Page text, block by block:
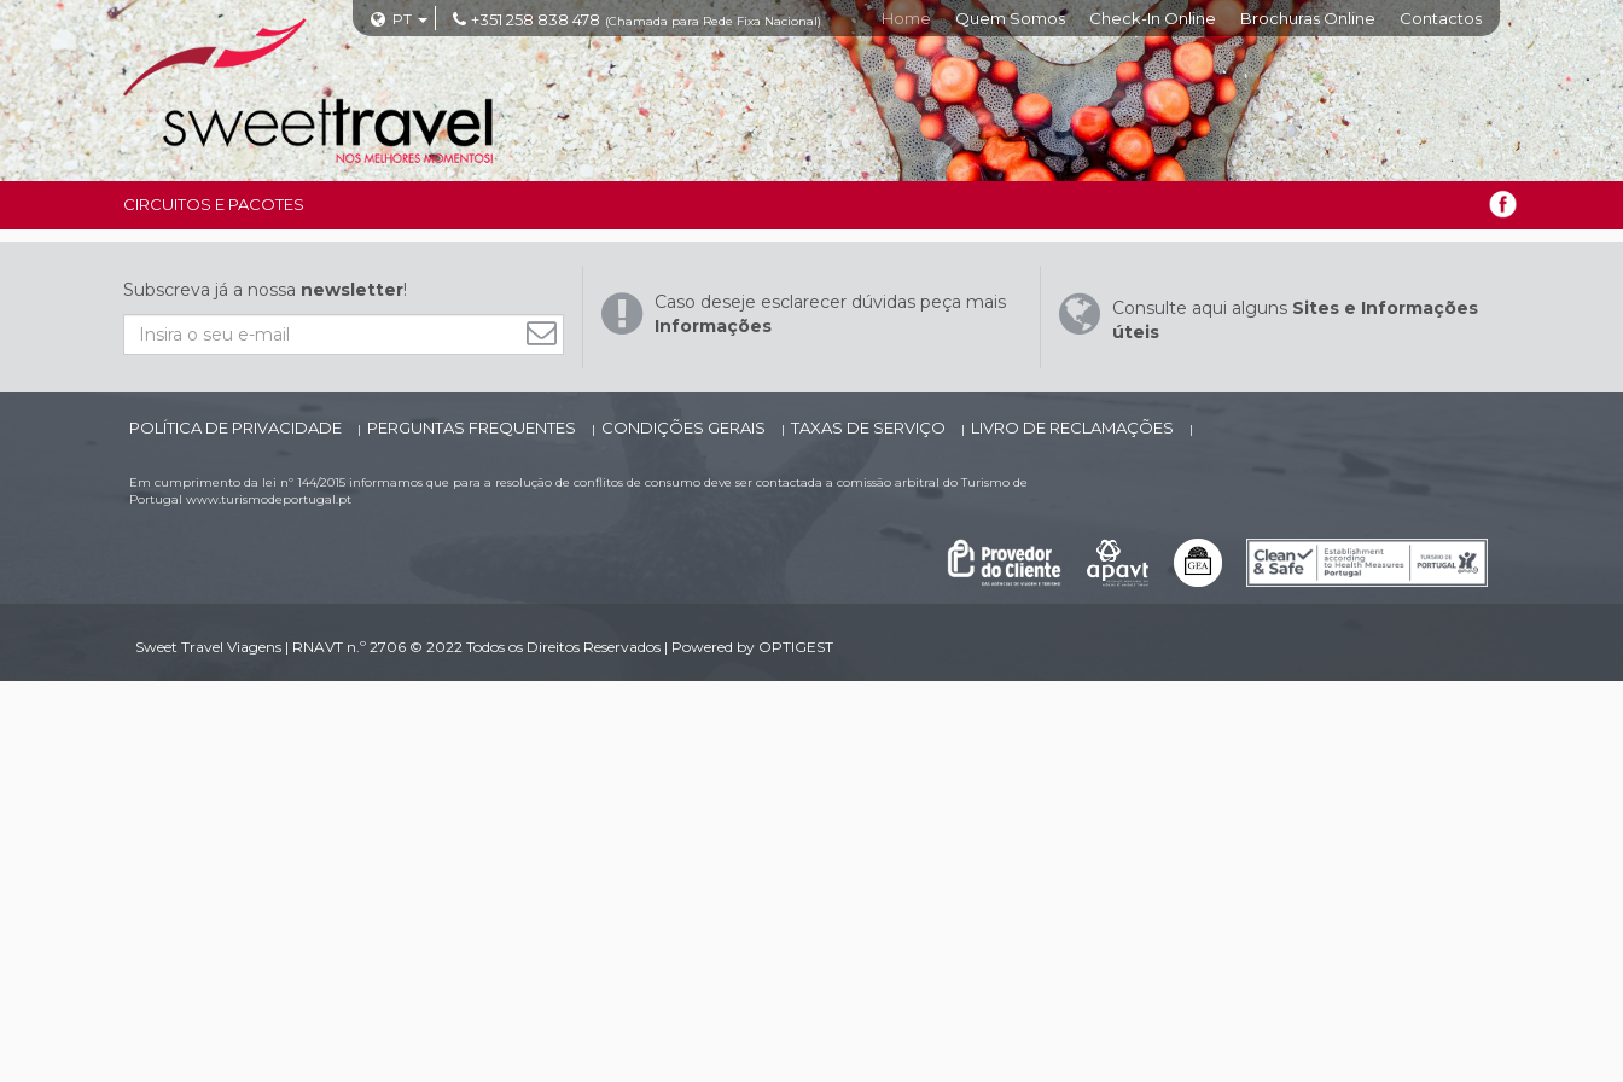
PT +351 258 838 478 (Chamada para Rede Fixa Nacional) Home Quem Somos Check-In Online Brochuras Online Contactos
CIRCUITOS E PACOTES
Subscreva já a nossa newsletter!
Caso deseje esclarecer dúvidas peça mais
Informações
Consulte aqui alguns Sites e Informações
úteis
POLÍTICA DE PRIVACIDADE | PERGUNTAS FREQUENTES | CONDIÇÕES GERAIS | TAXAS DE SERVIÇO | LIVRO DE RECLAMAÇÕES |
Em cumprimento da lei nº 144/2015 informamos que para a resolução de conflitos de consumo deve ser contactada a comissão arbitral do Turismo de
Portugal www.turismodeportugal.pt
Sweet Travel Viagens | RNAVT n.º 2706 © 2022 Todos os Direitos Reservados | Powered by OPTIGEST